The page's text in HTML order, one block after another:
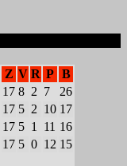
Z V R P B
17 8 2 7
26
17 5 2 10 17
17 5 1 11 16
17 5 0 12 15